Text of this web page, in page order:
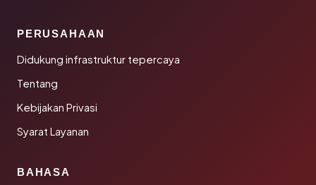
PERUSAHAAN
Didukung infrastruktur tepercaya
Tentang
Kebijakan Privasi
Syarat Layanan
BAHASA